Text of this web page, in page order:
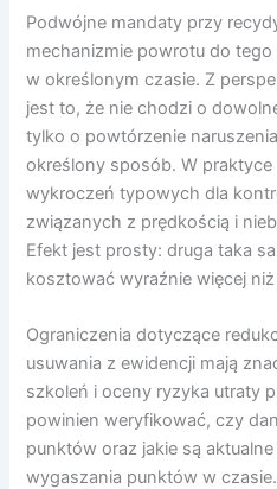
Podwójne mandaty przy
mechanizmie powrotu do
w określonym czasie. Z
jest to, że nie chodzi o
tylko o powtórzenie
określony sposób. W
wykroczeń typowych dla
związanych z prędkością i
Efekt jest prosty: druga taka
kosztować wyraźnie więcej
Ograniczenia dotyczące
usuwania z ewidencji mają
szkoleń i oceny ryzyka utraty
powinien weryfikować, czy
punktów oraz jakie są
wygaszania punktów w